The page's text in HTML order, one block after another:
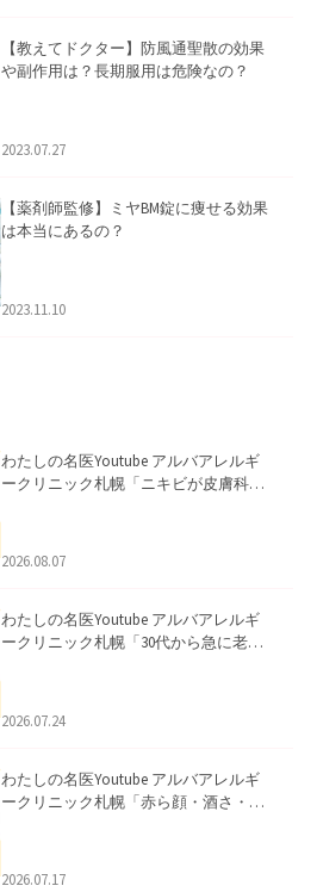
【教えてドクター】防風通聖散の効果
や副作用は？長期服用は危険なの？
2023.07.27
【薬剤師監修】ミヤBM錠に痩せる効果
は本当にあるの？
2023.11.10
わたしの名医Youtube アルバアレルギ
ークリニック札幌「ニキビが皮膚科で
ました。
2026.08.07
わたしの名医Youtube アルバアレルギ
ークリニック札幌「30代から急に老け
た。
2026.07.24
わたしの名医Youtube アルバアレルギ
ークリニック札幌「赤ら顔・酒さ・ニ
した。
2026.07.17